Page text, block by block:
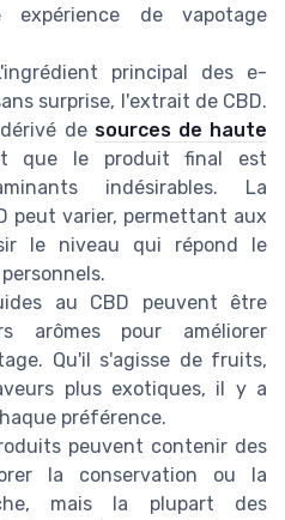
expérience de vapotage
principal des e-
surprise, l'extrait de CBD.
de sources de haute
que le produit final est
indésirables. La
peut varier, permettant aux
le niveau qui répond le
au CBD peuvent être
arômes pour améliorer
Qu'il s'agisse de fruits,
plus exotiques, il y a
préférence.
peuvent contenir des
la conservation ou la
mais la plupart des